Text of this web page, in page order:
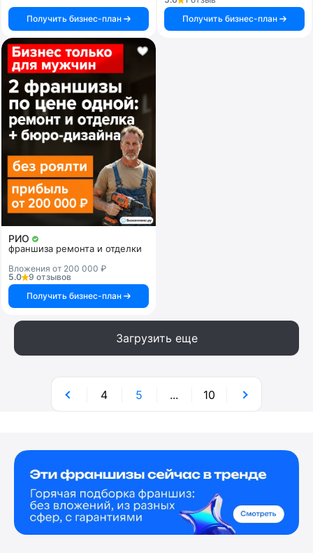
Получить бизнес-план
Получить бизнес-план
РИО
франшиза ремонта и отделки
Вложения от 200 000 ₽
5.0
9 отзывов
Получить бизнес-план
Загрузить еще
4 5 ... 10